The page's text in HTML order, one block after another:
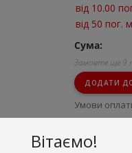
від 10.00
від 50 пог.
Сума:
Замовте ще 9
ДОДАТИ
Умови
Умови
Вітаємо!